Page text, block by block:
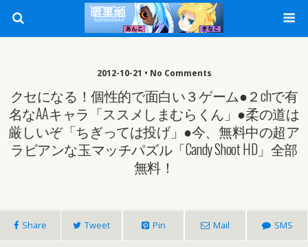
2012-10-21 • No Comments
クセになる！個性的で面白い３ゲーム●２chで有
名なAAキャラ「ススメしまむらくん」●柔の道は
厳しいぞ「ちぎっては投げ」●今、無料中の超ア
ラビアンな玉マッチパズル「Candy Shoot HD」全部
無料！
Share Tweet Pin Mail SMS